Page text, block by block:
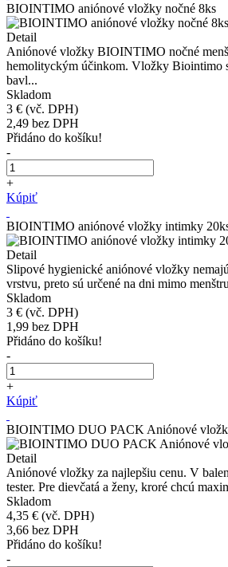
BIOINTIMO aniónové vložky nočné 8ks
Detail
Aniónové vložky BIOINTIMO nočné
hemolityckým účinkom. Vložky Biointimo
bavl...
Skladom
3 € (vč. DPH)
2,49 bez DPH
Přidáno do košíku!
-
+
Kúpiť
BIOINTIMO aniónové vložky intimky
Detail
Slipové hygienické aniónové vložky
vrstvu, preto sú určené na dni mimo
Skladom
3 € (vč. DPH)
1,99 bez DPH
Přidáno do košíku!
-
+
Kúpiť
BIOINTIMO DUO PACK Aniónové
Detail
Aniónové vložky za najlepšiu cenu. V
tester. Pre dievčatá a ženy, kroré chcú
Skladom
4,35 € (vč. DPH)
3,66 bez DPH
Přidáno do košíku!
-